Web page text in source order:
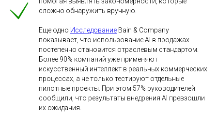
сложно обнаружить вручную.
Еще одно Исследование Bain & Company
показывает, что использование AI в продажах
постепенно становится отраслевым стандартом.
Более 90% компаний уже применяют
искусственный интеллект в реальных коммерческих
процессах, а не только тестируют отдельные
пилотные проекты. При этом 57% руководителей
сообщили, что результаты внедрения AI превзошли
их ожидания.